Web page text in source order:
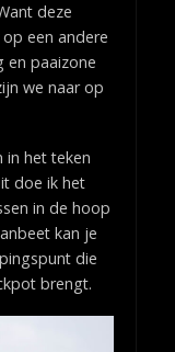
deze
een andere
en paaizone
we naar op
het teken
doe ik het
in de hoop
kan je
die
brengt.